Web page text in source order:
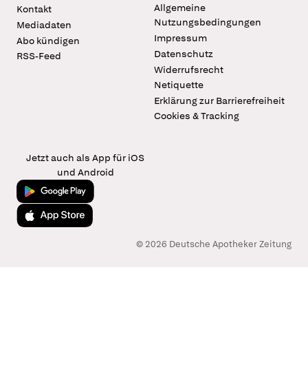
Kontakt
Mediadaten
Abo kündigen
RSS-Feed
Allgemeine
Nutzungsbedingungen
Impressum
Datenschutz
Widerrufsrecht
Netiquette
Erklärung zur Barrierefreiheit
Cookies & Tracking
Jetzt auch als App für iOS
und Android
Jetzt bei Google Play
Laden im App Store
© 2026 Deutsche Apotheker Zeitung